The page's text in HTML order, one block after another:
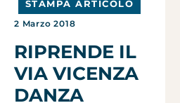
STAMPA ARTICOLO
2 Marzo 2018
RIPRENDE IL
VIA VICENZA
DANZA